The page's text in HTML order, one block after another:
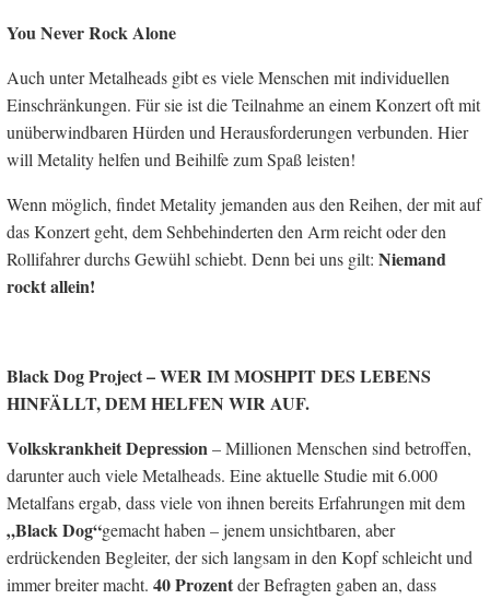
You Never Rock Alone
Auch unter Metalheads gibt es viele Menschen mit individuellen
Einschränkungen. Für sie ist die Teilnahme an einem Konzert oft mit
unüberwindbaren Hürden und Herausforderungen verbunden. Hier
will Metality helfen und Beihilfe zum Spaß leisten!
Wenn möglich, findet Metality jemanden aus den Reihen, der mit auf
das Konzert geht, dem Sehbehinderten den Arm reicht oder den
Rollifahrer durchs Gewühl schiebt. Denn bei uns gilt: Niemand
rockt allein!
Black Dog Project – WER IM MOSHPIT DES LEBENS
HINFÄLLT, DEM HELFEN WIR AUF.
Volkskrankheit Depression– Millionen Menschen sind betroffen,
darunter auch viele Metalheads. Eine aktuelle Studie mit 6.000
Metalfans ergab, dass viele von ihnen bereits Erfahrungen mit dem
„Black Dog“gemacht haben – jenem unsichtbaren, aber
erdrückenden Begleiter, der sich langsam in den Kopf schleicht und
immer breiter macht. 40 Prozentder Befragten gaben an, dass